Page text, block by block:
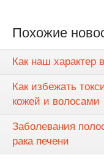
Похожие
Как наш характер
Как избежать
кожей и волосами
Заболевания
рака печени